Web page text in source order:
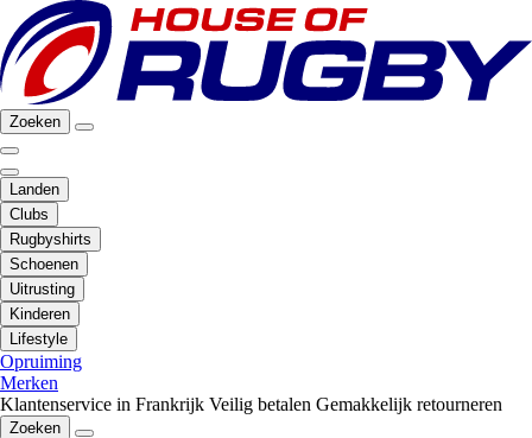
Zoeken
Landen
Clubs
Rugbyshirts
Schoenen
Uitrusting
Kinderen
Lifestyle
Opruiming
Merken
Klantenservice in Frankrijk Veilig betalen Gemakkelijk retourneren
Zoeken